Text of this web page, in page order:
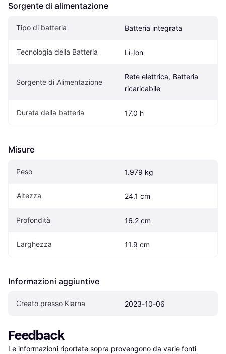
Sorgente di alimentazione
Tipo di batteria Batteria integrata
Tecnologia della Batteria Li-Ion
Sorgente di Alimentazione
Rete elettrica, Batteria
ricaricabile
Durata della batteria 17.0 h
Misure
Peso 1.979 kg
Altezza 24.1 cm
Profondità 16.2 cm
Larghezza 11.9 cm
Informazioni aggiuntive
Creato presso Klarna 2023-10-06
Feedback
Le informazioni riportate sopra provengono da varie fonti